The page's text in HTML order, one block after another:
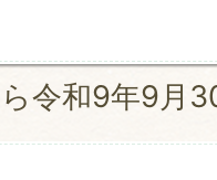
令和9年9月